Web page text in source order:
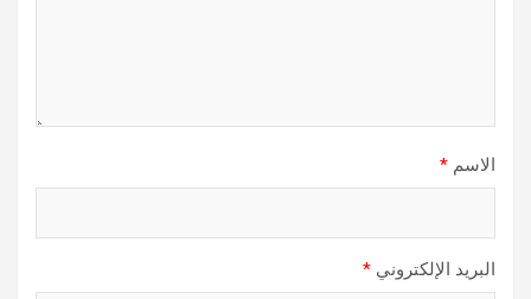
الاسم *
البريد الإلكتروني *